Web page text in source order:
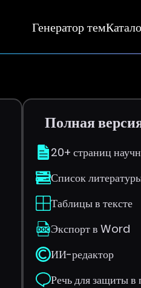
Генератор тем
Полная
20+ страниц
Список
Таблицы в тексте
Экспорт в Word
ИИ-редактор
Речь для защиты в